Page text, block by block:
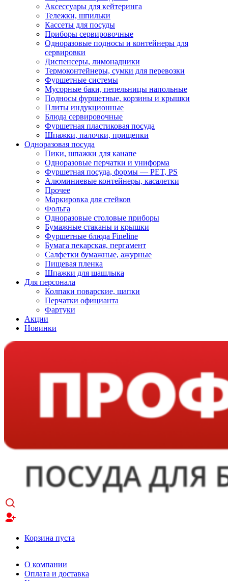
Аксессуары для кейтеринга
Тележки, шпильки
Кассеты для посуды
Приборы сервировочные
Одноразовые подносы и контейнеры для
сервировки
Диспенсеры, лимонадники
Термоконтейнеры, сумки для перевозки
Фуршетные системы
Мусорные баки, пепельницы напольные
Подносы фуршетные, корзины и крышки
Плиты индукционные
Блюда сервировочные
Фуршетная пластиковая посуда
Шпажки, палочки, прищепки
Одноразовая посуда
Пики, шпажки для канапе
Одноразовые перчатки и униформа
Фуршетная посуда, формы — PET, PS
Алюминиевые контейнеры, касалетки
Прочее
Маркировка для стейков
Фольга
Одноразовые столовые приборы
Бумажные стаканы и крышки
Фуршетные блюда Fineline
Бумага пекарская, пергамент
Салфетки бумажные, ажурные
Пищевая пленка
Шпажки для шашлыка
Для персонала
Колпаки поварские, шапки
Перчатки официанта
Фартуки
Акции
Новинки
Корзина пуста
О компании
Оплата и доставка